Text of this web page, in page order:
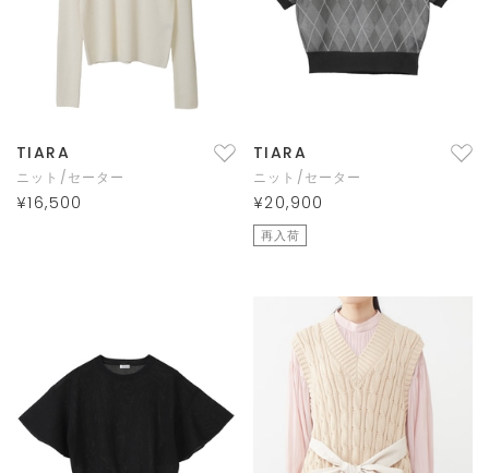
TIARA
ニット/セーター
¥16,500
TIARA
ニット/セーター
¥20,900
再入荷